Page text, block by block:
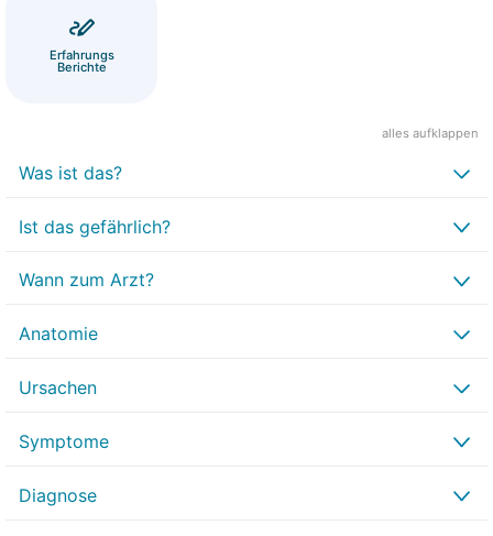
Erfahrungs
Berichte
alles aufklappen
Was ist das?
Ist das gefährlich?
Wann zum Arzt?
Anatomie
Ursachen
Symptome
Diagnose